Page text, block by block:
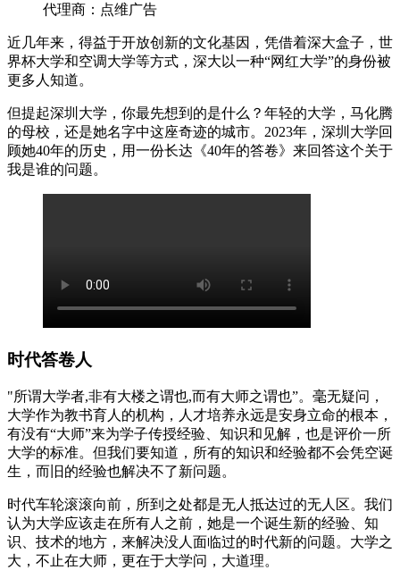
代理商：点维广告
近几年来，得益于开放创新的文化基因，凭借着深大盒子，世
界杯大学和空调大学等方式，深大以一种“网红大学”的身份被
更多人知道。
但提起深圳大学，你最先想到的是什么？年轻的大学，马化腾
的母校，还是她名字中这座奇迹的城市。2023年，深圳大学回
顾她40年的历史，用一份长达《40年的答卷》来回答这个关于
我是谁的问题。
时代答卷人
"所谓大学者,非有大楼之谓也,而有大师之谓也”。毫无疑问，
大学作为教书育人的机构，人才培养永远是安身立命的根本，
有没有“大师”来为学子传授经验、知识和见解，也是评价一所
大学的标准。但我们要知道，所有的知识和经验都不会凭空诞
生，而旧的经验也解决不了新问题。
时代车轮滚滚向前，所到之处都是无人抵达过的无人区。我们
认为大学应该走在所有人之前，她是一个诞生新的经验、知
识、技术的地方，来解决没人面临过的时代新的问题。大学之
大，不止在大师，更在于大学问，大道理。